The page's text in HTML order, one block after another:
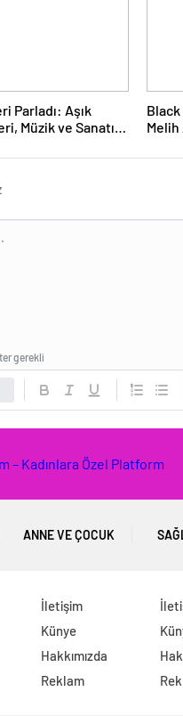
Parladı: Aşık
Müzik ve Sanatın
Melih
gerekli
ANNE VE ÇOCUK
İletişim
Künye
Hakkımızda
Reklam